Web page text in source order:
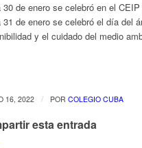
30 de enero se celebró en el
31 de enero se celebró el día del
y el cuidado del medio
16, 2022 / POR COLEGIO CUBA
esta entrada